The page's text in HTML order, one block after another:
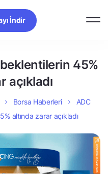
İndir
45%
açıkladı
Borsa Haberleri
ADC
altında zarar açıkladı